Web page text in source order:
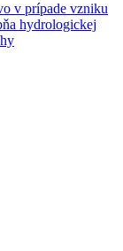
v prípade vzniku
hydrologickej